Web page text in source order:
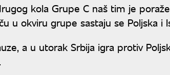
kola Grupe C naš tim je
u okviru grupe sastaju se Poljska i
a u utorak Srbija igra protiv